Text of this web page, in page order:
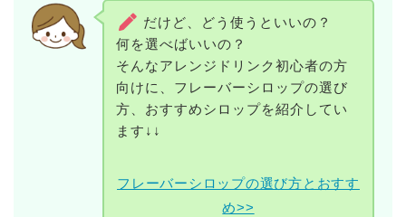
だけど、どう使うといいの？
何を選べばいいの？
そんなアレンジドリンク初心者の方
向けに、フレーバーシロップの選び
方、おすすめシロップを紹介してい
ます↓↓
フレーバーシロップの選び方とおすす
め>>